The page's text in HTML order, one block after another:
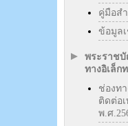
คู่มือส
ข้อมูล
พระราช
ทางอิเล็ก
ช่องท
ติดต่อ
พ.ศ